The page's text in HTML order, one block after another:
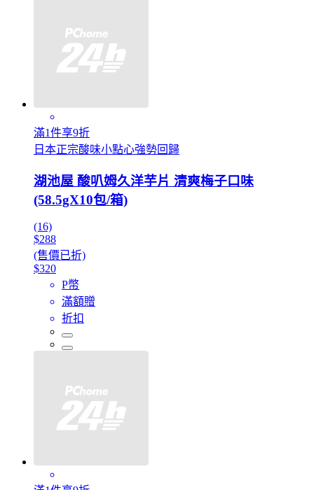
滿1件享9折
日本正宗酸味小點心強勢回歸
湖池屋 酸叭姆久洋芋片 清爽梅子口味
(58.5gX10包/箱)
(16)
$288
(售價已折)
$320
P幣
滿額贈
折扣